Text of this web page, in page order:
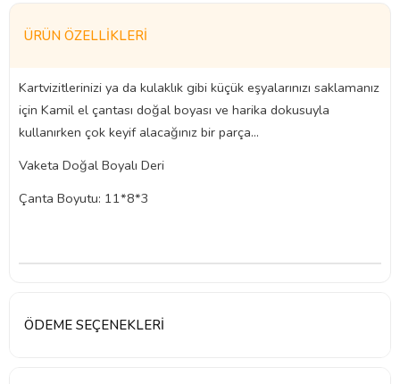
ÜRÜN ÖZELLIKLERI
Kartvizitlerinizi ya da kulaklık gibi küçük eşyalarınızı saklamanız
için Kamil el çantası doğal boyası ve harika dokusuyla
kullanırken çok keyif alacağınız bir parça...
Vaketa Doğal Boyalı Deri
Çanta Boyutu: 11*8*3
ÖDEME SEÇENEKLERI